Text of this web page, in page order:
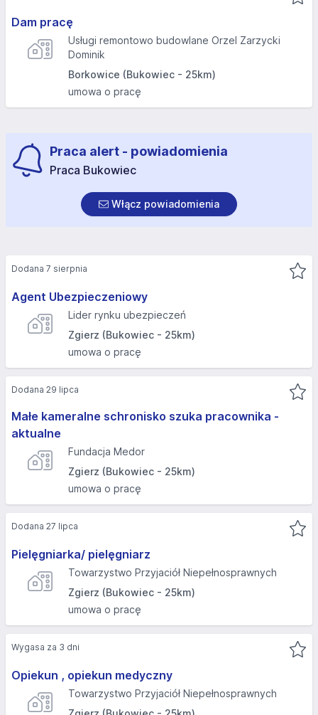
Dam pracę
Usługi remontowo budowlane Orzel Zarzycki
Dominik
Borkowice (Bukowiec - 25km)
umowa o pracę
Praca alert - powiadomienia
Praca Bukowiec
Włącz powiadomienia
Agent Ubezpieczeniowy
Lider rynku ubezpieczeń
Zgierz (Bukowiec - 25km)
umowa o pracę
Dodana 7 sierpnia
Małe kameralne schronisko szuka pracownika -
aktualne
Fundacja Medor
Zgierz (Bukowiec - 25km)
umowa o pracę
Dodana 29 lipca
Pielęgniarka/ pielęgniarz
Towarzystwo Przyjaciół Niepełnosprawnych
Zgierz (Bukowiec - 25km)
umowa o pracę
Dodana 27 lipca
Opiekun , opiekun medyczny
Towarzystwo Przyjaciół Niepełnosprawnych
Wygasa za 3 dni